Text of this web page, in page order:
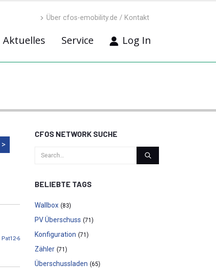
Über cfos-emobility.de / Kontakt
Aktuelles Service Log In
>
Pat12-6
CFOS NETWORK SUCHE
BELIEBTE TAGS
Wallbox (83)
PV Überschuss (71)
Konfiguration (71)
Zähler (71)
Überschussladen (65)